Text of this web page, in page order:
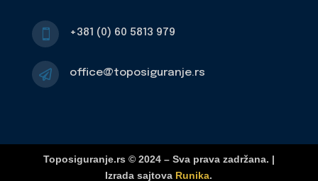
+381 (0) 60 5813 979
 office@toposiguranje.rs
Toposiguranje.rs © 2024 – Sva prava zadržana. |
Izrada sajtova Runika.